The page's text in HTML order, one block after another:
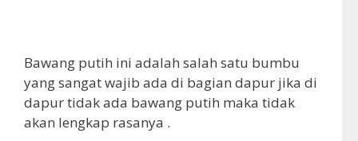
Bawang putih ini adalah salah satu bumbu
yang sangat wajib ada di bagian dapur jika di
dapur tidak ada bawang putih maka tidak
akan lengkap rasanya .